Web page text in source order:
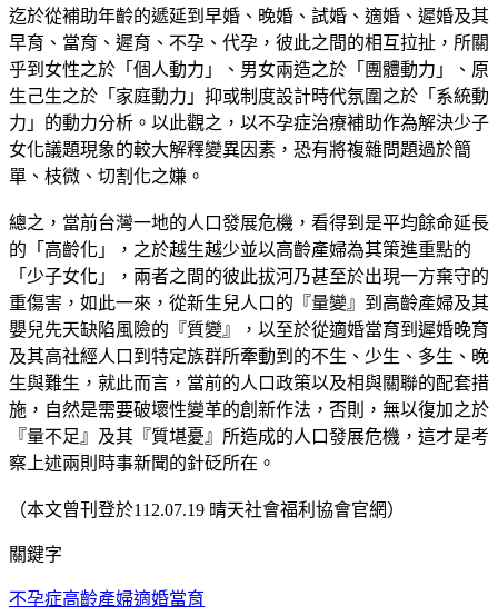
迄於從補助年齡的遞延到早婚、晚婚、試婚、適婚、遲婚及其
早育、當育、遲育、不孕、代孕，彼此之間的相互拉扯，所關
乎到女性之於「個人動力」、男女兩造之於「團體動力」、原
生己生之於「家庭動力」抑或制度設計時代氛圍之於「系統動
力」的動力分析。以此觀之，以不孕症治療補助作為解決少子
女化議題現象的較大解釋變異因素，恐有將複雜問題過於簡
單、枝微、切割化之嫌。
總之，當前台灣一地的人口發展危機，看得到是平均餘命延長
的「高齡化」，之於越生越少並以高齡產婦為其策進重點的
「少子女化」，兩者之間的彼此拔河乃甚至於出現一方棄守的
重傷害，如此一來，從新生兒人口的『量變』到高齡產婦及其
嬰兒先天缺陷風險的『質變』，以至於從適婚當育到遲婚晚育
及其高社經人口到特定族群所牽動到的不生、少生、多生、晚
生與難生，就此而言，當前的人口政策以及相與關聯的配套措
施，自然是需要破壞性變革的創新作法，否則，無以復加之於
『量不足』及其『質堪憂』所造成的人口發展危機，這才是考
察上述兩則時事新聞的針砭所在。
（本文曾刊登於112.07.19 晴天社會福利協會官網）
關鍵字
不孕症高齡產婦適婚當育